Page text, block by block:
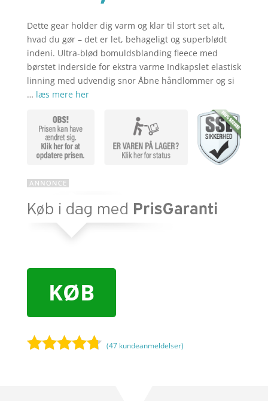
var:
kr.
pris
er:
kr.
Dette gear holder dig varm og klar til stort set alt,
hvad du gør – det er let, behageligt og superblødt
indeni. Ultra-blød bomuldsblanding fleece med
børstet inderside for ekstra varme Indkapslet elastisk
linning med udvendig snor Åbne håndlommer og si
… læs mere her
KØB
(47 kundeanmeldelser)